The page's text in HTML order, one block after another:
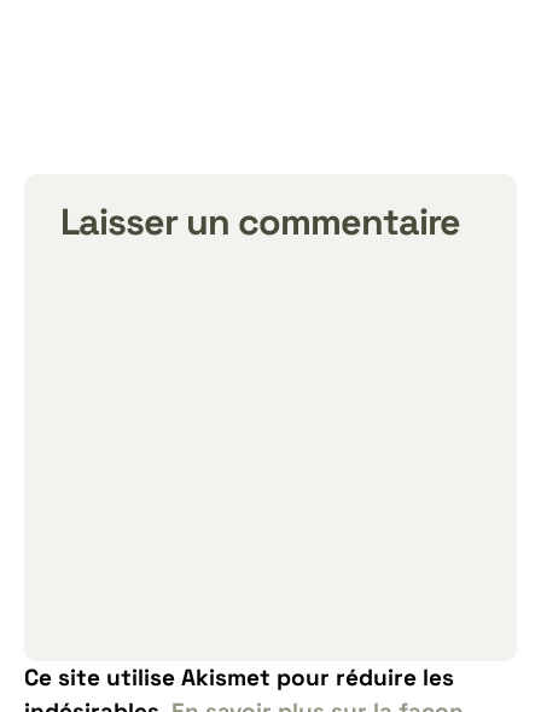
Laisser un commentaire
Ce site utilise Akismet pour réduire les